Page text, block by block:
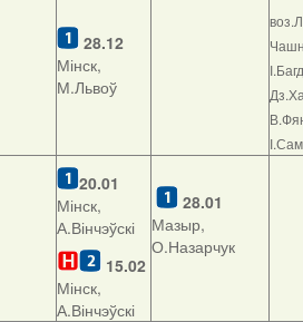
28.12
Мінск,
М.Львоў
20.01
Мінск,
А.Вінчэўскі
15.02
Мінск,
А.Вінчэўскі
28.01
Мазыр,
О.Назарчук